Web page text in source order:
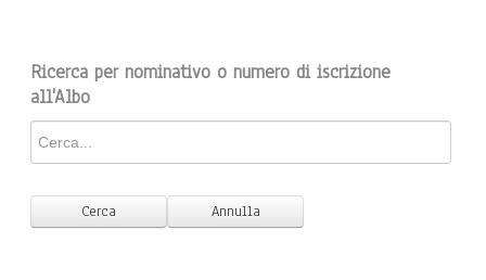
Ricerca per nominativo o numero di iscrizione
all'Albo